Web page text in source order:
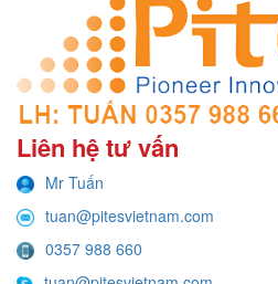
Liên hệ tư vấn
Mr Tuấn
tuan@pitesvietnam.com
0357 988 660